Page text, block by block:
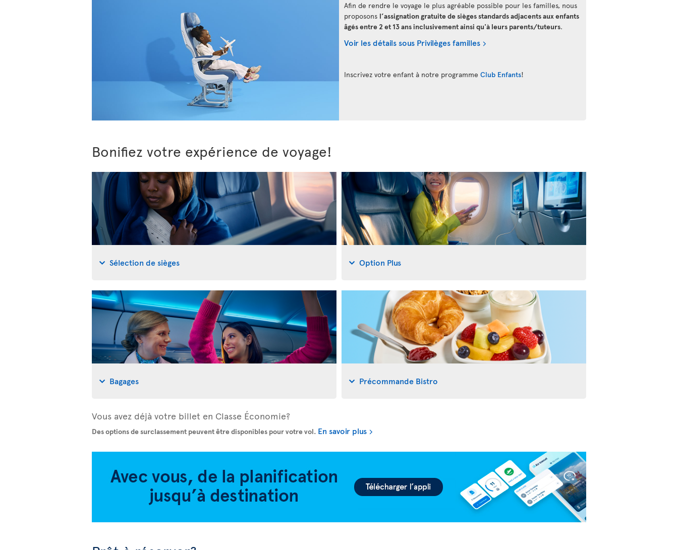
Afin de rendre le voyage le plus agréable possible pour les familles, nous
proposons l’assignation gratuite de sièges standards adjacents aux enfants
âgés entre 2 et 13 ans inclusivement ainsi qu'à leurs parents/tuteurs.
Voir les détails sous Privilèges familles
Inscrivez votre enfant à notre programme Club Enfants!
Bonifiez votre expérience de voyage!
Sélection de sièges Option Plus
Bagages Précommande Bistro
Vous avez déjà votre billet en Classe Économie?
Des options de surclassement peuvent être disponibles pour votre vol. En savoir plus